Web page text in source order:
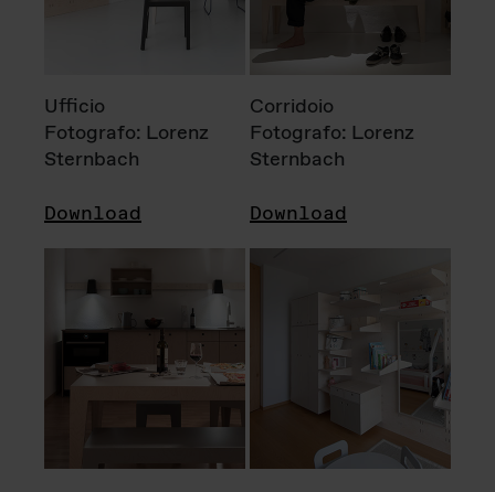
Ufficio
Fotografo: Lorenz
Sternbach
Download
Corridoio
Fotografo: Lorenz
Sternbach
Download